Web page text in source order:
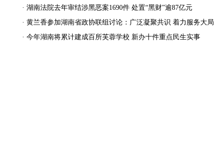
· 湖南法院去年审结涉黑恶案1690件 处置“黑财”逾87亿元
· 黄兰香参加湖南省政协联组讨论：广泛凝聚共识 着力服务大局
· 今年湖南将累计建成百所芙蓉学校 新办十件重点民生实事